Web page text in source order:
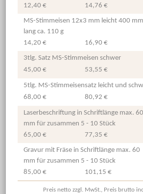
12,40 € 14,76 €
MS-Stimmeisen 12x3 mm leicht 400 mm
lang ca. 110 g
14,20 € 16,90 €
3tlg. Satz MS-Stimmeisen schwer
45,00 €
53,55 €
5tlg. MS-Stimmeisensatz leicht und
68,00 €
80,92 €
Laserbeschriftung in Schriftlänge max. 60
mm für zusammen 5 - 10 Stück
65,00 € 77,35 €
Gravur mit Fräse in Schriftlänge max. 60
mm für zusammen 5 - 10 Stück
85,00 € 101,15 €
Preis netto zzgl. MwSt., Preis brutto